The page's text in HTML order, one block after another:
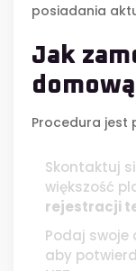
posiadania
Jak
Procedura jest
Skontaktuj
większość
rejestracji
Podaj swoje
aby